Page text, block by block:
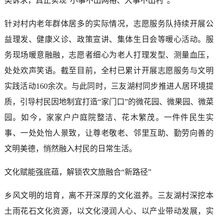
针对村内老年群体居多的实际情况，志愿服务队持续开展公
益理发、健康义诊、政策宣讲、集体生日会等暖心活动。服
务现场暖意融融，志愿者细心为老人打理发型、测量血压，
处处欢声笑语。截至目前，全村已累计开展志愿服务与文明
实践活动160余次。与此同时，三友湖村同步推进人居环境提
质，引导村民因地制宜打造“家门口”的微花园、微果园、微菜
园。如今，家家户户庭院整洁、花木繁茂。一件件民生实
事、一处处怡人景致，让尊老敬老、邻里互助、勤劳向善的
文明美德，悄然融入村民的日常生活。
文化赋能强底蕴，解锁农文旅融合“新路径”
乡风文明的培育，离不开深厚的文化滋养。三友湖村深挖本
土雨花石文化资源，以文化浸润人心、以产业带动发展，实